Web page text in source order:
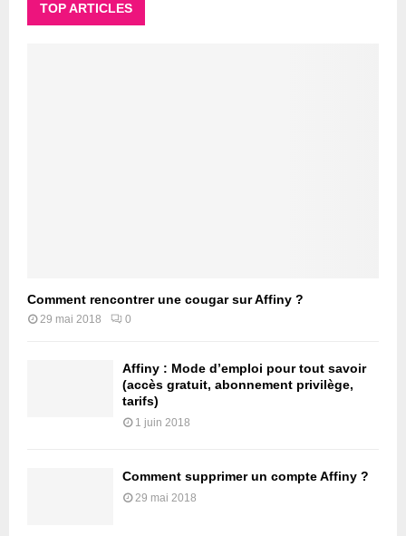
TOP ARTICLES
Comment rencontrer une cougar sur Affiny ?
29 mai 2018 0
Affiny : Mode d’emploi pour tout savoir
(accès gratuit, abonnement privilège,
tarifs)
1 juin 2018
Comment supprimer un compte Affiny ?
29 mai 2018